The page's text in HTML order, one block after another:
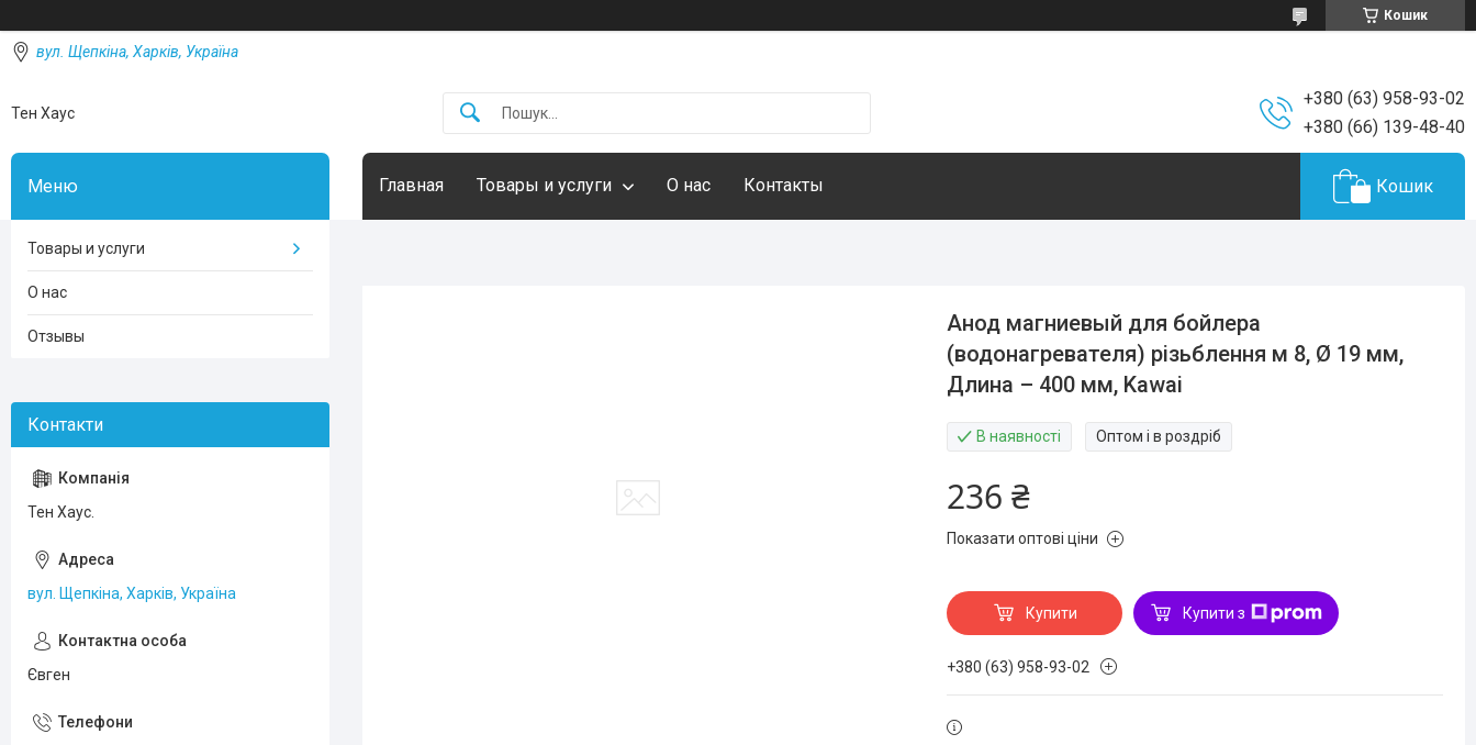
Кошик
вул. Щепкіна, Харків, Україна
Тен Хаус
+380 (63) 958-93-02
+380 (66) 139-48-40
Главная Товары и услуги О нас Контакты Кошик
Анод магниевый для бойлера
(водонагревателя) різьблення м 8, Ø 19 мм,
Длина – 400 мм, Kawai
В наявності Оптом і в роздріб
236 ₴
Показати оптові ціни
Купити Купити з
+380 (63) 958-93-02
Товары и услуги
О нас
Отзывы
Тен Хаус.
вул. Щепкіна, Харків, Україна
Євген